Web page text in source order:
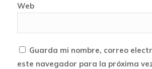
Web
Guarda mi nombre, correo
este navegador para la próxima